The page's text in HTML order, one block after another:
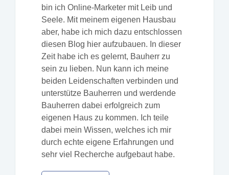
bin ich Online-Marketer mit Leib und
Seele. Mit meinem eigenen Hausbau
aber, habe ich mich dazu entschlossen
diesen Blog hier aufzubauen. In dieser
Zeit habe ich es gelernt, Bauherr zu
sein zu lieben. Nun kann ich meine
beiden Leidenschaften verbinden und
unterstütze Bauherren und werdende
Bauherren dabei erfolgreich zum
eigenen Haus zu kommen. Ich teile
dabei mein Wissen, welches ich mir
durch echte eigene Erfahrungen und
sehr viel Recherche aufgebaut habe.